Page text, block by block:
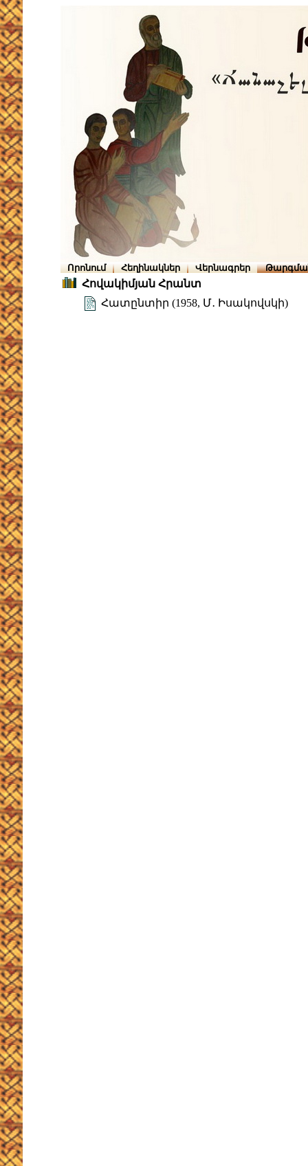
Որոնում Հեղինակներ Վերնագրեր
Հովակիմյան Հրանտ
Հատընտիր (1958, Մ․ Իսակովսկի)